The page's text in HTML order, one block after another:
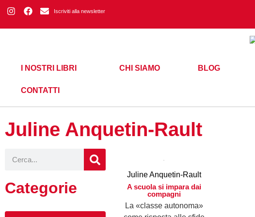
Iscriviti alla newsletter
I NOSTRI LIBRI CHI SIAMO BLOG
CONTATTI
Juline Anquetin-Rault
Categorie
Juline Anquetin-Rault
A scuola si impara dai
compagni
La «classe autonoma»